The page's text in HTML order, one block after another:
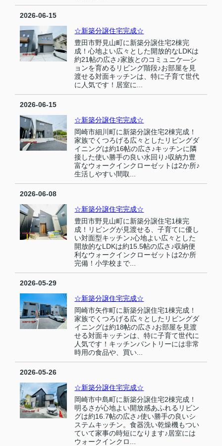
2026-06-15
☆新築分譲住宅完成☆
豊田市野見山町に新築分譲住宅2棟完
成！心地よい広々とした開放的なLDKは
約21帖の広さ♪家族とのコミュニケ―シ
ョンを育めるリビング階段♪お部屋を見
渡せる対面キッチンは、特に子育て世代
に人気です！居室に...
2026-06-15
☆新築分譲住宅完成☆
岡崎市細川町に新築分譲住宅2棟完成！
家族でくつろげる広々としたリビングダ
イニングは約16帖の広さ♪キッチンに隣
接した使い勝手の良い水回り♪収納力豊
富なウォークインクローゼットは2か所♪
生活しやすい間取...
2026-06-08
☆新築分譲住宅完成☆
豊田市野見山町に新築分譲住宅1棟完
成！リビングが見渡せる、子育てに優し
い対面型キッチン♪心地よい広々とした
開放的なLDKは約15.5帖の広さ♪収納便
利なウォークインクローゼットは2か所
完備！小学校まで...
2026-05-29
☆新築分譲住宅完成☆
岡崎市矢作町に新築分譲住宅1棟完成！
家族でくつろげる広々としたリビングダ
イニングは約18帖の広さ♪お部屋を見渡
せる対面キッチンは、特に子育て世代に
人気です！キッチンパントリーには非常
時用の食品や、買い...
2026-05-26
☆新築分譲住宅完成☆
岡崎市中島町に新築分譲住宅2棟完成！
明るさが心地よい開放感あふれるリビン
グは約16.7帖の広さ♪使い勝手の良いシ
ステムキッチン。食器洗い乾燥機もつい
ていて家事の時短になります♪居室には
ウォークインクロ...